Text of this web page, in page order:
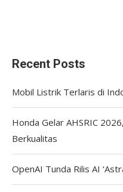
Recent Posts
Mobil Listrik Terlaris di
Honda Gelar AHSRIC
Berkualitas
OpenAI Tunda Rilis AI